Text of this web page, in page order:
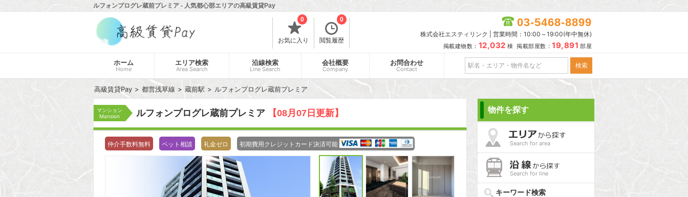
ルフォンプログレ蔵前プレミア - 人気都心部エリアの高級賃貸Pay
お気に入り
0
閲覧履歴
0 03-5468-8899
株式会社エスティリンク | 営業時間：10:00～19:00(年中無休)
掲載建物数： 12,032 棟 掲載部屋数： 19,891 部屋
ホーム
Home
エリア検索
Area Search
沿線検索
Line Search
会社概要
Company
お問合わせ
Contact
高級賃貸Pay 都営浅草線 蔵前駅 ルフォンプログレ蔵前プレミア
マンション
Mansion
ルフォンプログレ蔵前プレミア 【08月07日更新】
仲介手数料無料 ペット相談 礼金ゼロ 初期費用クレジットカード決済可能
物件を探す
Search for area
Search for line
キーワード検索